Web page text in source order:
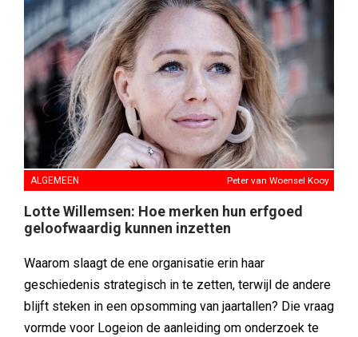
ALGEMEEN Peter van Woensel Kooy
Lotte Willemsen: Hoe merken hun erfgoed
geloofwaardig kunnen inzetten
Waarom slaagt de ene organisatie erin haar
geschiedenis strategisch in te zetten, terwijl de andere
blijft steken in een opsomming van jaartallen? Die vraag
vormde voor Logeion de aanleiding om onderzoek te